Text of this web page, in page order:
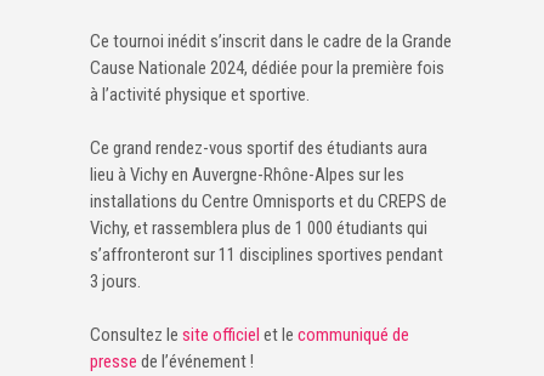
Ce tournoi inédit s’inscrit dans le cadre de la Grande
Cause Nationale 2024, dédiée pour la première fois
à l’activité physique et sportive.
Ce grand rendez-vous sportif des étudiants aura
lieu à Vichy en Auvergne-Rhône-Alpes sur les
installations du Centre Omnisports et du CREPS de
Vichy, et rassemblera plus de 1 000 étudiants qui
s’affronteront sur 11 disciplines sportives pendant
3 jours.
Consultez le site officiel et le communiqué de
presse de l’événement !